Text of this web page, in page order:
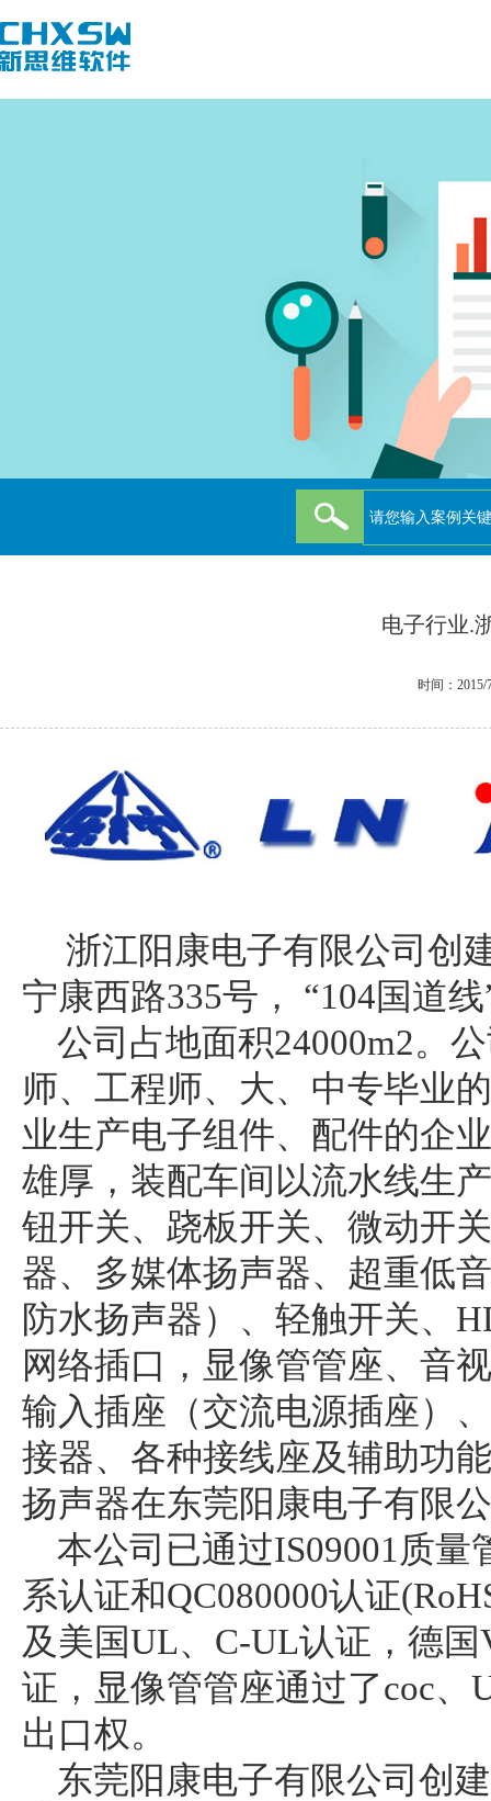
电子行业.
时间：
浙江阳康电子有限公司创
宁康西路335号， “104国道
公司占地面积24000m2。
师、工程师、大、中专毕业
业生产电子组件、配件的企
雄厚，装配车间以流水线生
钮开关、跷板开关、微动开
器、多媒体扬声器、超重低
防水扬声器）、轻触开关、
网络插口，显像管管座、音
输入插座（交流电源插座）
接器、各种接线座及辅助功
扬声器在东莞阳康电子有限
本公司已通过IS09001质量
系认证和QC080000认证
及美国UL、C-UL认证，德
证，显像管管座通过了coc
出口权。
东莞阳康电子有限公司创